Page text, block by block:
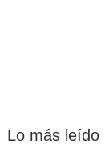
Lo más leído